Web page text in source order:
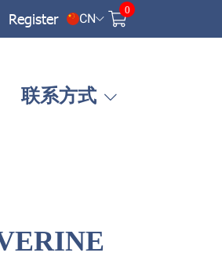
Register CN
0
联系方式